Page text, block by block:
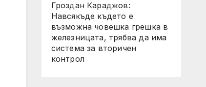
Гроздан Караджов:
Навсякъде където е
възможна човешка грешка в
железницата, трябва да има
система за вторичен
контрол